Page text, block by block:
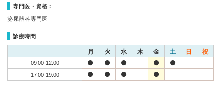
専門医・資格：
泌尿器科専門医
診療時間
月 火 水 木 金 土 日 祝
09:00-12:00
17:00-19:00